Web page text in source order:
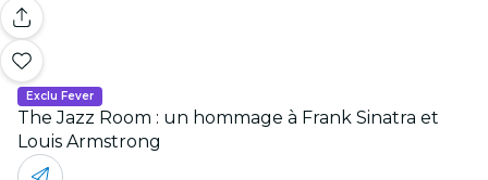
Exclu Fever
The Jazz Room : un hommage à Frank Sinatra et
Louis Armstrong